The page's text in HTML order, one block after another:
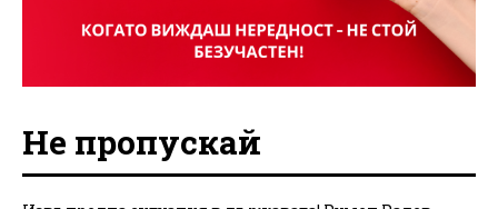
Не пропускай